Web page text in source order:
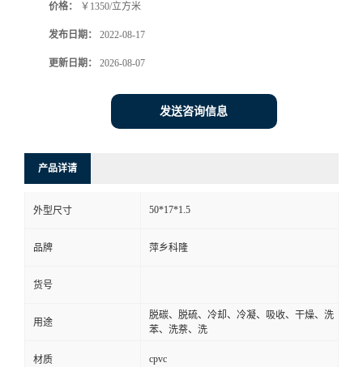
联
式
在
线
价格： ￥1350/立方米
发布日期： 2022-08-17
更新日期： 2026-08-07
发送咨询信息
产品详请
外型尺寸 50*17*1.5
品牌 萍乡科隆
货号
用途
脱碳、脱硫、冷却、冷凝、吸收、干燥、洗
苯、洗萘、洗
材质 cpvc